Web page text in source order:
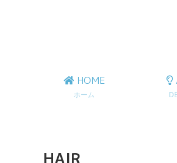
HOME
ホーム
HAIR